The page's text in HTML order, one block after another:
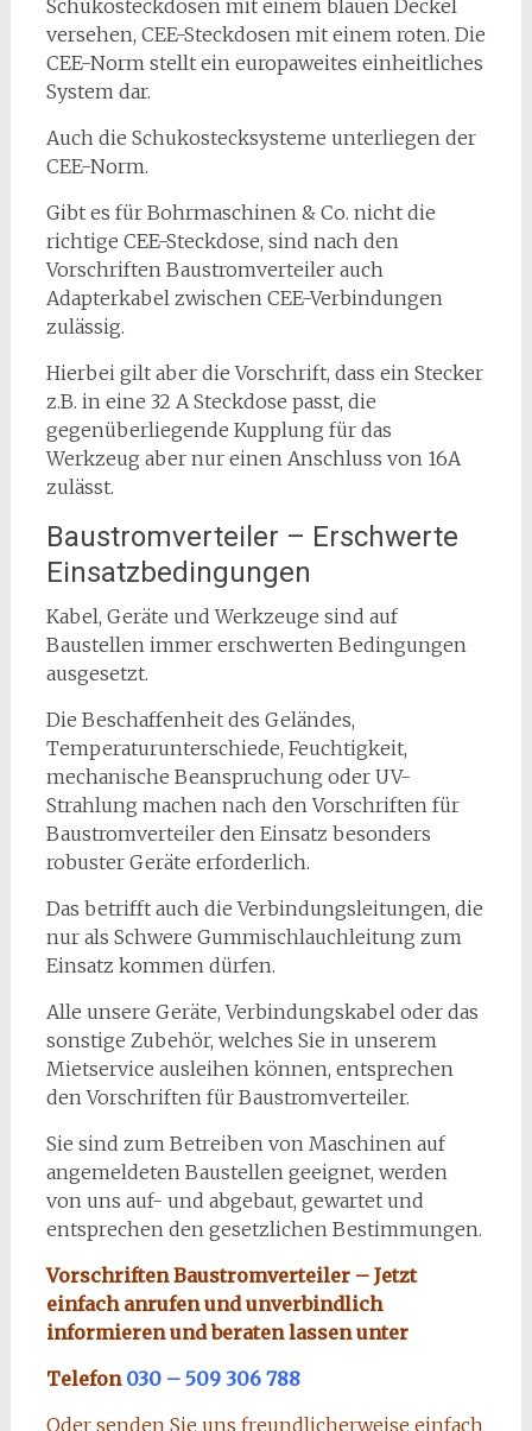
Schukosteckdosen mit einem blauen Deckel
versehen, CEE-Steckdosen mit einem roten. Die
CEE-Norm stellt ein europaweites einheitliches
System dar.
Auch die Schukostecksysteme unterliegen der
CEE-Norm.
Gibt es für Bohrmaschinen & Co. nicht die
richtige CEE-Steckdose, sind nach den
Vorschriften Baustromverteiler auch
Adapterkabel zwischen CEE-Verbindungen
zulässig.
Hierbei gilt aber die Vorschrift, dass ein Stecker
z.B. in eine 32 A Steckdose passt, die
gegenüberliegende Kupplung für das
Werkzeug aber nur einen Anschluss von 16A
zulässt.
Baustromverteiler – Erschwerte
Einsatzbedingungen
Kabel, Geräte und Werkzeuge sind auf
Baustellen immer erschwerten Bedingungen
ausgesetzt.
Die Beschaffenheit des Geländes,
Temperaturunterschiede, Feuchtigkeit,
mechanische Beanspruchung oder UV-
Strahlung machen nach den Vorschriften für
Baustromverteiler den Einsatz besonders
robuster Geräte erforderlich.
Das betrifft auch die Verbindungsleitungen, die
nur als Schwere Gummischlauchleitung zum
Einsatz kommen dürfen.
Alle unsere Geräte, Verbindungskabel oder das
sonstige Zubehör, welches Sie in unserem
Mietservice ausleihen können, entsprechen
den Vorschriften für Baustromverteiler.
Sie sind zum Betreiben von Maschinen auf
angemeldeten Baustellen geeignet, werden
von uns auf- und abgebaut, gewartet und
entsprechen den gesetzlichen Bestimmungen.
Vorschriften Baustromverteiler – Jetzt
einfach anrufen und unverbindlich
informieren und beraten lassen unter
Telefon 030 – 509 306 788
Oder senden Sie uns freundlicherweise einfach